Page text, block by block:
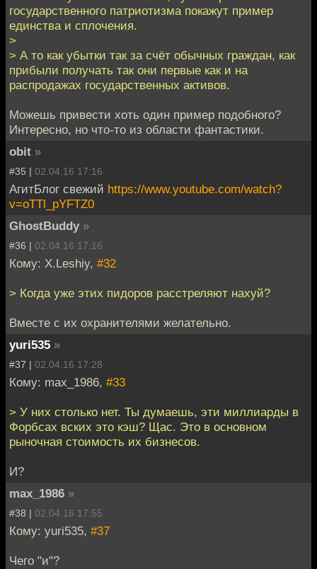
государственного патриотизма покажут пример
единства и сплочения.
>
> А то как убытки так за счёт обычных граждан, как
прибыли получать так они первые как и на
распродажах государственных активов.
Можешь привести хоть один пример подобного?
Интересно, но что-то из области фантастики.
obit »
#35 | 02.04.16 17:16
АгитБлог свежий https://www.youtube.com/watch?
v=oTTl_pYFTZ0
GhostBuddy »
#36 | 02.04.16 17:16
Кому: X.Leshiy, #32
> Когда уже этих пидоров расстреляют нахуй?
Вместе с их охранителями желательно.
yuri535 »
#37 | 02.04.16 17:28
Кому: max_1986, #33
> У них столько нет. Ты думаешь, эти миллиарды в
Форбсах вских это кэш? Щас. Это в основном
рыночная стоимость их бизнесов.
И?
max_1986 »
#38 | 02.04.16 17:55
Кому: yuri535, #37
Чего "и"?